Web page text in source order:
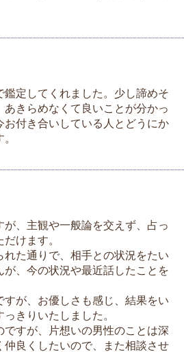
定してくれました。少し諦めそ
あきらめなくて良いことが分かっ
お付き合いしている人とどうにか
、主観や一般論を交えず、占っ
けます。
た通りで、相手との状況をたい
が、今の状況や最近話したことを
が、お優しさも感じ、結果をい
きりいたしました。
すが、片想いの男性のことは深
仲良くしたいので、また相談させ